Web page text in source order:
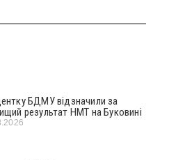
БДМУ відзначили за
результат НМТ на Буковині